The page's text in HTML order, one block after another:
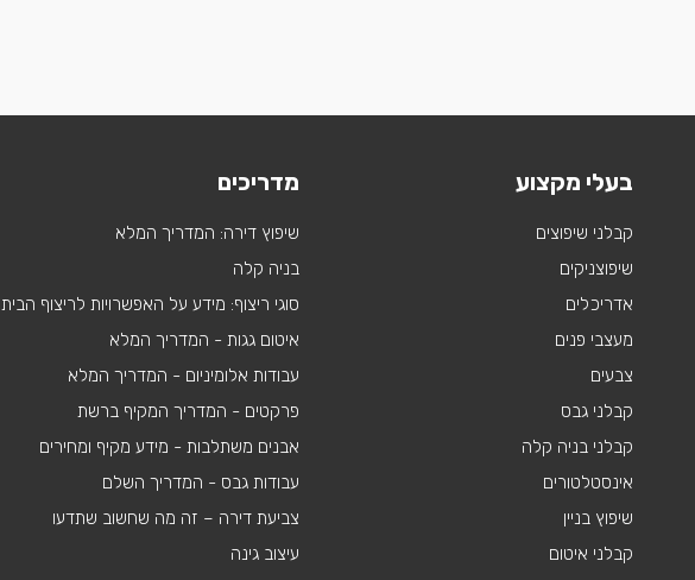
בעלי מקצוע
קבלני שיפוצים
שיפוצניקים
אדריכלים
מעצבי פנים
צבעים
קבלני גבס
קבלני בניה קלה
אינסטלטורים
שיפוץ בניין
קבלני איטום
מדריכים
שיפוץ דירה: המדריך המלא
בניה קלה
סוגי ריצוף: מידע על האפשרויות לריצוף הבית
איטום גגות - המדריך המלא
עבודות אלומיניום - המדריך המלא
פרקטים - המדריך המקיף ברשת
אבנים משתלבות - מידע מקיף ומחירים
עבודות גבס - המדריך השלם
צביעת דירה – זה מה שחשוב שתדעו
עיצוב גינה